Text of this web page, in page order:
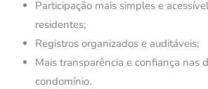
Participação mais simples e
residentes;
Registros organizados e auditáveis;
Mais transparência e confiança nas
condomínio.